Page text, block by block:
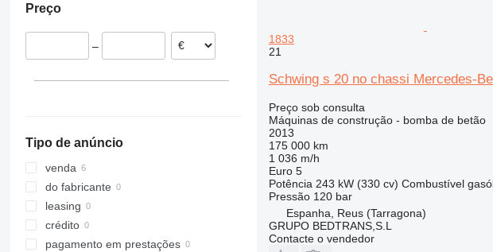
350
824
914
926
930
931
938
Espanha
Tarragona
Roménia
Preço
–
Tipo de anúncio
venda
do fabricante
leasing
crédito
pagamento em prestações
1833
21
Schwing s 20 no chassi Mercedes-
Preço sob consulta
Máquinas de construção - bomba de betão
2013
175 000 km
1 036 m/h
Euro 5
Potência 243 kW (330 cv) Combustível
Pressão 120 bar
Espanha, Reus (Tarragona)
GRUPO BEDTRANS,S.L
Contacte o vendedor